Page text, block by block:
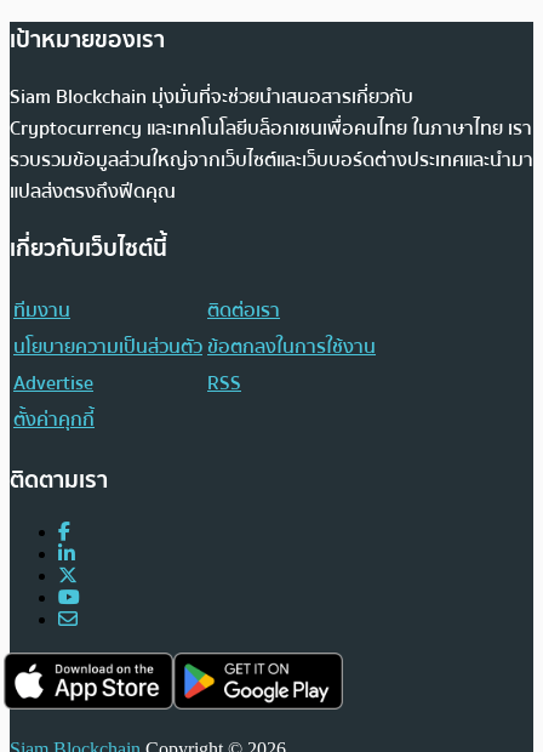
เป้าหมายของเรา
Siam Blockchain มุ่งมั่นที่จะช่วยนำเสนอสารเกี่ยวกับ
Cryptocurrency และเทคโนโลยีบล็อกเชนเพื่อคนไทย ในภาษาไทย เรา
รวบรวมข้อมูลส่วนใหญ่จากเว็บไซต์และเว็บบอร์ดต่างประเทศและนำมา
แปลส่งตรงถึงฟีดคุณ
เกี่ยวกับเว็บไซต์นี้
ทีมงาน
ติดต่อเรา
นโยบายความเป็นส่วนตัวข้อตกลงในการใช้งาน
Advertise
RSS
ตั้งค่าคุกกี้
ติดตามเรา